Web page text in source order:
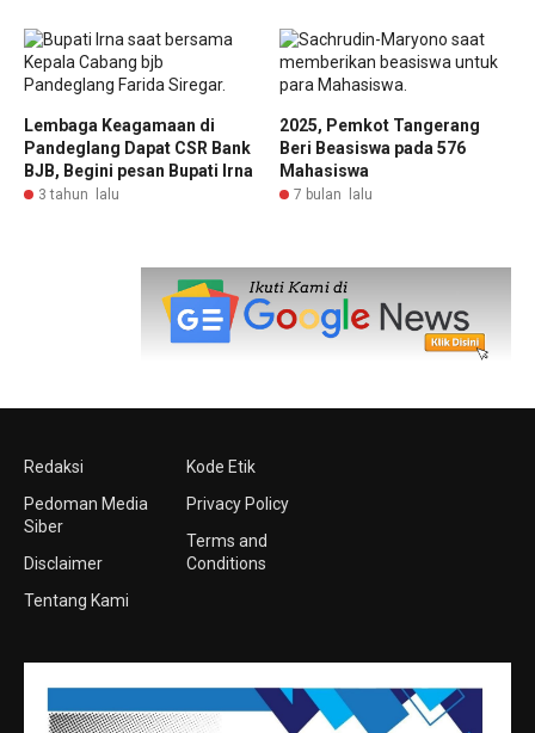
Lembaga Keagamaan di
Pandeglang Dapat CSR Bank
BJB, Begini pesan Bupati Irna
3 tahun lalu
2025, Pemkot Tangerang
Beri Beasiswa pada 576
Mahasiswa
7 bulan lalu
Redaksi
Pedoman Media
Siber
Disclaimer
Tentang Kami
Kode Etik
Privacy Policy
Terms and
Conditions